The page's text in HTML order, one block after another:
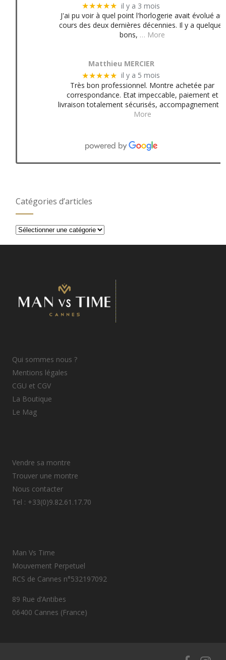
★★★★★ il y a 3 mois
J'ai pu voir à quel point l'horlogerie avait évolué au
cours des deux dernières décennies. Il y a quelques
bons, … More
Matthieu MERCIER
★★★★★ il y a 5 mois
Très bon professionnel. Montre achetée par
correspondance. Etat impeccable, paiement et
livraison totalement sécurisés, accompagnement
More
Catégories d’articles
Catégories
Qui sommes nous ?
Mentions légales
CGU et CGV
La Boutique
Le Mag
Vendre sa montre
Trouver une montre
Nous contacter
Tel : +33(0)9.82.61.17.70
Man Vs Time
Mouvement Perpetuel
RCS de Cannes n°532197092
89 Rue d’Antibes
06400 Cannes (France)